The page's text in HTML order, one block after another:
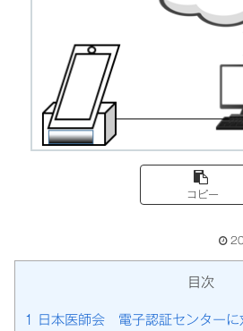
コピー
目次
1
日本医師会 電子認証センターに